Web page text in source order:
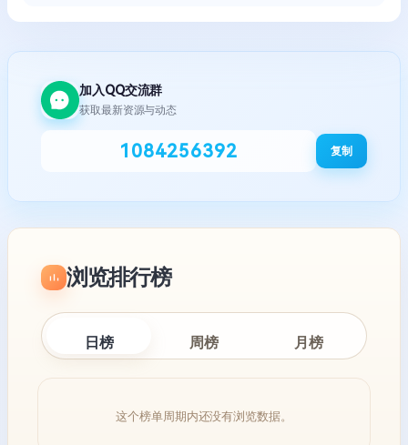
加入QQ交流群
获取最新资源与动态
1084256392 复制
浏览排行榜
日榜 周榜 月榜
这个榜单周期内还没有浏览数据。